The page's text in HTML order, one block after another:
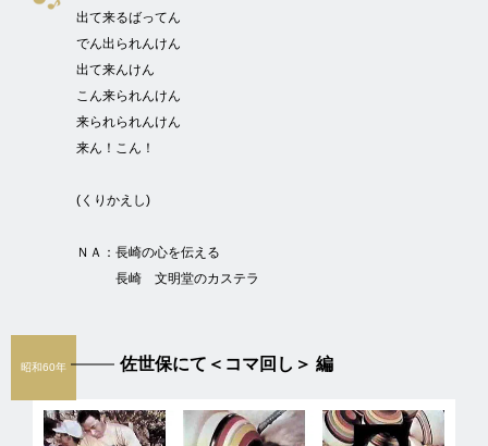
出て来るばってん
でん出られんけん
出て来んけん
こん来られんけん
来られられんけん
来ん！こん！
(くりかえし)
ＮＡ： 長崎の心を伝える
長崎 文明堂のカステラ
昭和60年 佐世保にて＜コマ回し＞ 編